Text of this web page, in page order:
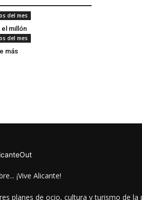
del mes
millón
del mes
más
¡Vive Alicante!
planes de ocio, cultura y turismo de la